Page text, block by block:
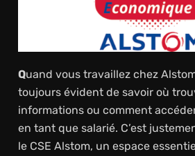
Quand vous travaillez chez
toujours évident de savoir où
informations ou comment
en tant que salarié. C’est
le CSE Alstom, un espace